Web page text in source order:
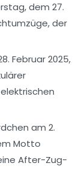
dem 27.
, der
Februar 2025,
am 2.
Motto
After-Zug-